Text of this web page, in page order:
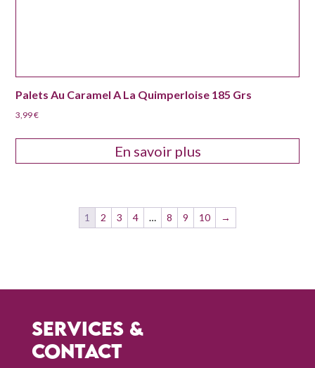
Palets Au Caramel A La Quimperloise 185 Grs
3,99€
En savoir plus
1 2 3 4 … 8 9 10 →
Services &
contact